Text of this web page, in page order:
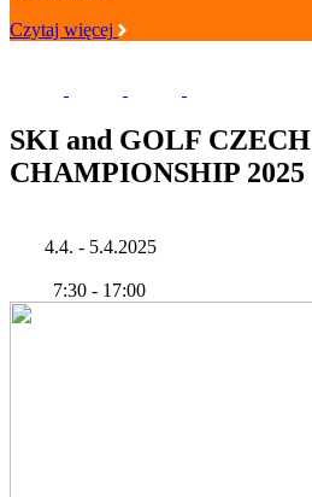
Czytaj więcej
SKI and GOLF CZECH
CHAMPIONSHIP 2025
4.4. - 5.4.2025
7:30 - 17:00